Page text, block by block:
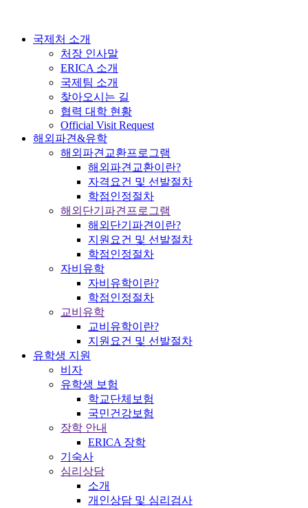
국제처 소개
처장 인사말
ERICA 소개
국제팀 소개
찾아오시는 길
협력 대학 현황
Official Visit Request
해외파견&유학
해외파견교환프로그램
해외파견교환이란?
자격요건 및 선발절차
학점인정절차
해외단기파견프로그램
해외단기파견이란?
지원요건 및 선발절차
학점인정절차
자비유학
자비유학이란?
학점인정절차
교비유학
교비유학이란?
지원요건 및 선발절차
유학생 지원
비자
유학생 보험
학교단체보험
국민건강보험
장학 안내
ERICA 장학
기숙사
심리상담
소개
개인상담 및 심리검사